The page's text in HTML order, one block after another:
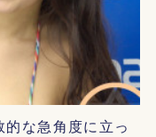
な急角度に立っ